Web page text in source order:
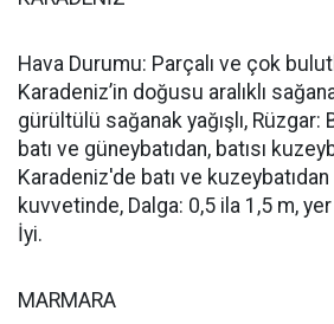
Hava Durumu: Parçalı ve çok
Karadeniz’in doğusu aralıklı
gürültülü sağanak yağışlı, Rüzgar:
batı ve güneybatıdan, batısı
Karadeniz'de batı ve
kuvvetinde, Dalga: 0,5 ila 1,5 m,
İyi.
MARMARA